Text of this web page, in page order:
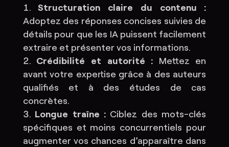
Structuration claire du contenu :
Adoptez des réponses concises suivies de
détails pour que les IA puissent facilement
extraire et présenter vos informations.
Crédibilité et autorité : Mettez en
avant votre expertise grâce à des auteurs
qualifiés et à des études de cas
concrètes.
Longue traîne : Ciblez des mots-clés
spécifiques et moins concurrentiels pour
augmenter vos chances d’apparaître dans